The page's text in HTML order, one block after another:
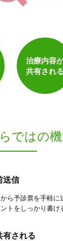
治療内容
共有される
ではの
送信
ら予診票を手軽に
トをしっかり書け
有される